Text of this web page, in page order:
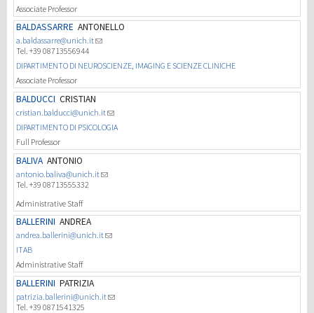
Associate Professor
BALDASSARRE ANTONELLO
a.baldassarre@unich.it
Tel. +39 08713556944
DIPARTIMENTO DI NEUROSCIENZE, IMAGING E SCIENZE CLINICHE
Associate Professor
BALDUCCI CRISTIAN
cristian.balducci@unich.it
DIPARTIMENTO DI PSICOLOGIA
Full Professor
BALIVA ANTONIO
antonio.baliva@unich.it
Tel. +39 08713555332
Administrative Staff
BALLERINI ANDREA
andrea.ballerini@unich.it
ITAB
Administrative Staff
BALLERINI PATRIZIA
patrizia.ballerini@unich.it
Tel. +39 0871541325